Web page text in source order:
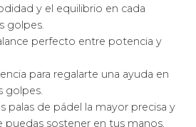
y el equilibrio en cada
golpes.
perfecto entre potencia y
para regalarte una ayuda en
golpes.
palas de pádel la mayor precisa y
sostener en tus manos.